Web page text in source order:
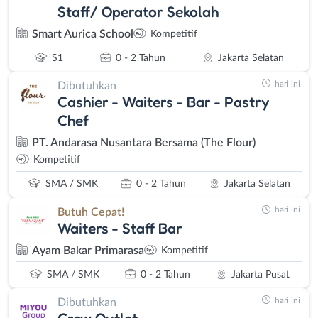
Staff/ Operator Sekolah
Smart Aurica School Kompetitif
S1 0 - 2 Tahun Jakarta Selatan
Dibutuhkan
Cashier - Waiters - Bar - Pastry
Chef
PT. Andarasa Nusantara Bersama (The Flour)
Kompetitif
SMA / SMK 0 - 2 Tahun Jakarta Selatan
hari ini
Butuh Cepat!
Waiters - Staff Bar
Ayam Bakar Primarasa Kompetitif
SMA / SMK 0 - 2 Tahun Jakarta Pusat
hari ini
Dibutuhkan hari ini